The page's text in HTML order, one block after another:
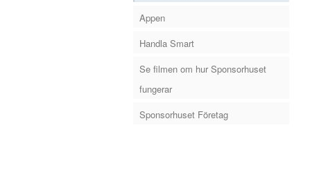
Appen
Handla Smart
Se filmen om hur Sponsorhuset
fungerar
Sponsorhuset Företag